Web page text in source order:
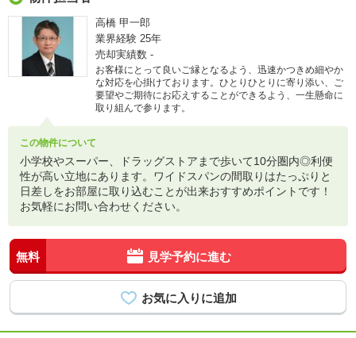
高橋 甲一郎
業界経験 25年
売却実績数 -
お客様にとって良いご縁となるよう、迅速かつきめ細やか
な対応を心掛けております。ひとりひとりに寄り添い、ご
要望やご期待にお応えすることができるよう、一生懸命に
取り組んで参ります。
この物件について
小学校やスーパー、ドラッグストアまで歩いて10分圏内◎利便
性が高い立地にあります。ワイドスパンの間取りはたっぷりと
日差しをお部屋に取り込むことが出来おすすめポイントです！
お気軽にお問い合わせください。
無料 見学予約に進む